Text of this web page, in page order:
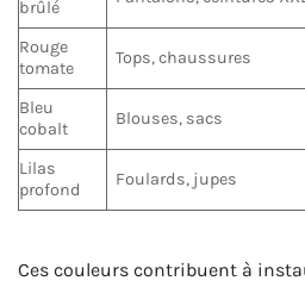
brûlé
Rouge
tomate
Tops, chaussures
Bleu
cobalt
Blouses, sacs
Lilas
profond
Foulards, jupes
Ces couleurs contribuent à